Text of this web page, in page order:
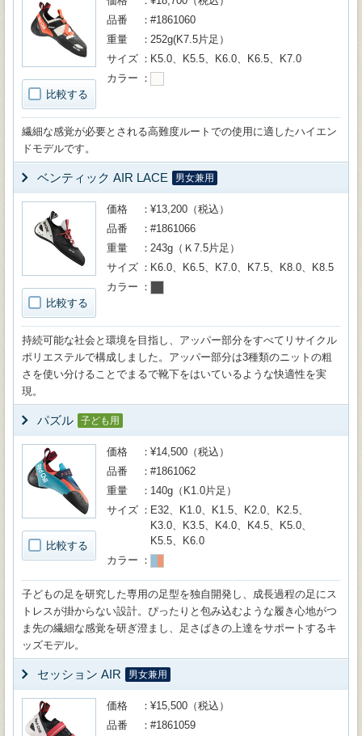
比較する
品番
#1861060
重量
252g(K7.5片足）
サイズ
K5.0、K5.5、K6.0、K6.5、K7.0
カラー
繊細な感覚が必要とされる高難度ルートでの使用に適したハイエン
ドモデルです。
ベンティック AIR LACE 男女兼用
比較する
価格
¥13,200（税込）
品番
#1861066
重量
243g（Ｋ7.5片足）
サイズ
K6.0、K6.5、K7.0、K7.5、K8.0、K8.5
カラー
持続可能な社会と環境を目指し、アッパー部分をすべてリサイクル
ポリエステルで構成しました。アッパー部分は3種類のニットの粗
さを使い分けることでまるで靴下をはいているような快適性を実
現。
パズル 子ども用
比較する
価格
¥14,500（税込）
品番
#1861062
重量
140g（K1.0片足）
サイズ
E32、K1.0、K1.5、K2.0、K2.5、
K3.0、K3.5、K4.0、K4.5、K5.0、
K5.5、K6.0
カラー
子どもの足を研究した専用の足型を独自開発し、成長過程の足にス
トレスが掛からない設計。ぴったりと包み込むような履き心地がつ
ま先の繊細な感覚を研ぎ澄まし、足さばきの上達をサポートするキ
ッズモデル。
セッション AIR 男女兼用
価格
¥15,500（税込）
品番
#1861059